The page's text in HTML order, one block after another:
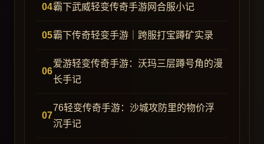
霸下武威轻变传奇手游网合服小记
霸下传奇轻变手游｜跨服打宝蹲矿实录
爱游轻变传奇手游：沃玛三层蹲号角的漫
长手记
76轻变传奇手游：沙城攻防里的物价浮
沉手记